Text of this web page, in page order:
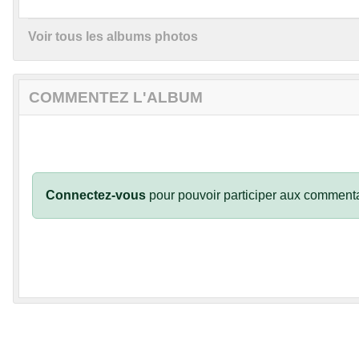
Voir tous les albums photos
COMMENTEZ L'ALBUM
Connectez-vous pour pouvoir participer aux